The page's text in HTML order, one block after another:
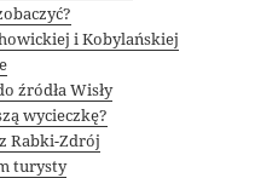
i Kobylańskiej
źródła Wisły
wycieczkę?
Rabki-Zdrój
turysty